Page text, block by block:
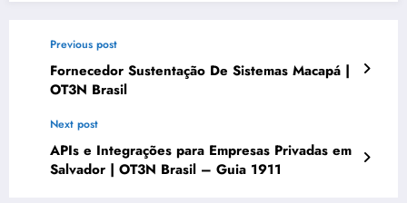
Previous post
Fornecedor Sustentação De Sistemas Macapá |
OT3N Brasil
Next post
APIs e Integrações para Empresas Privadas em
Salvador | OT3N Brasil – Guia 1911